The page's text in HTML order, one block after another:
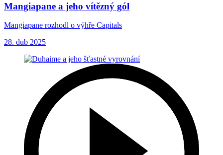
Mangiapane a jeho vítězný gól
Mangiapane rozhodl o výhře Capitals
28. dub 2025